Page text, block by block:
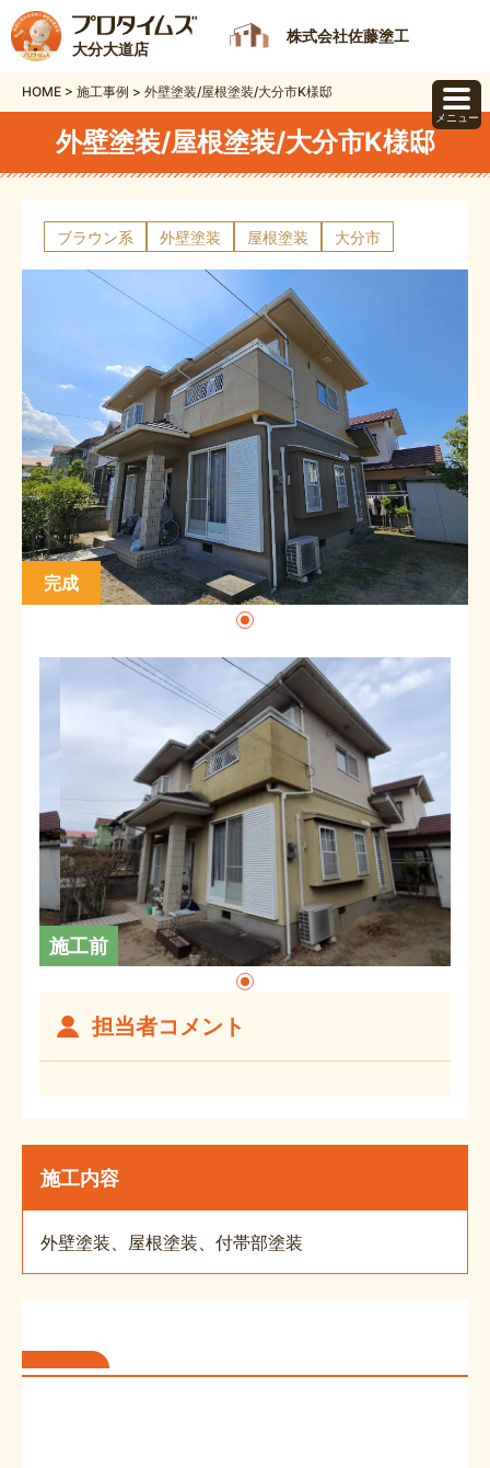
大分大道店
株式会社佐藤塗工
HOME > 施工事例 > 外壁塗装/屋根塗装/大分市K様邸
外壁塗装/屋根塗装/大分市K様邸
ブラウン系 外壁塗装 屋根塗装 大分市
完成
施工前
担当者コメント
施工内容
外壁塗装、屋根塗装、付帯部塗装
メニュー